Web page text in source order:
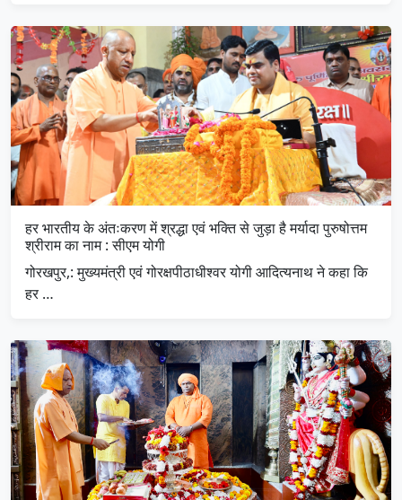
हर भारतीय के अंतःकरण में श्रद्धा एवं भक्ति से जुड़ा है मर्यादा पुरुषोत्तम
श्रीराम का नाम : सीएम योगी
गोरखपुर,: मुख्यमंत्री एवं गोरक्षपीठाधीश्वर योगी आदित्यनाथ ने कहा कि
हर …